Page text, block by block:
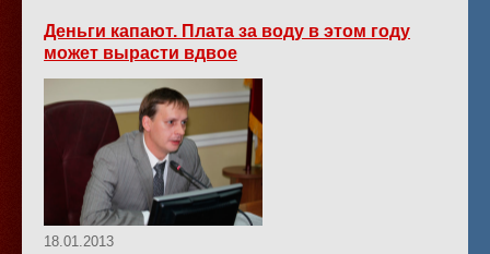
Деньги капают. Плата за воду в этом году
может вырасти вдвое
18.01.2013